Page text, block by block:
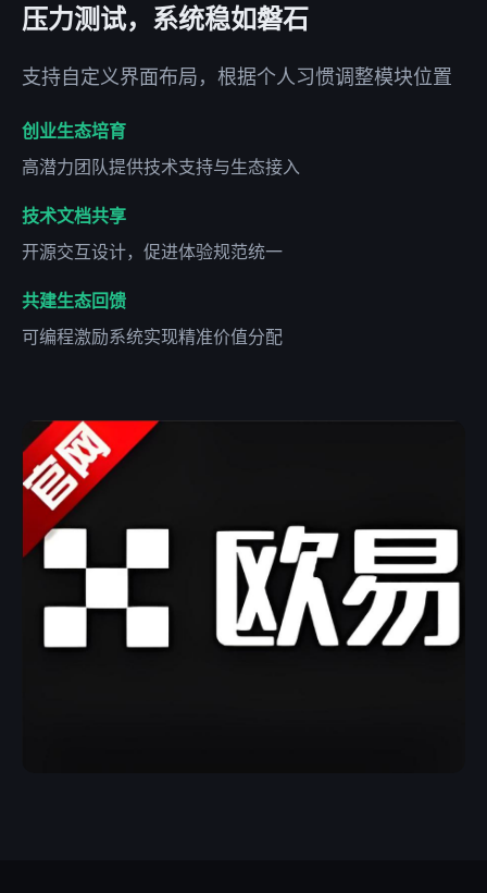
压力测试，系统稳如磐石
支持自定义界面布局，根据个人习惯调整模块位置
创业生态培育
高潜力团队提供技术支持与生态接入
技术文档共享
开源交互设计，促进体验规范统一
共建生态回馈
可编程激励系统实现精准价值分配